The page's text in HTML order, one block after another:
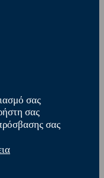
σας
σας
σας